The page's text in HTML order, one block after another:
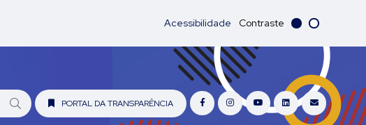
Acessibilidade Contraste
PORTAL DA TRANSPARÊNCIA